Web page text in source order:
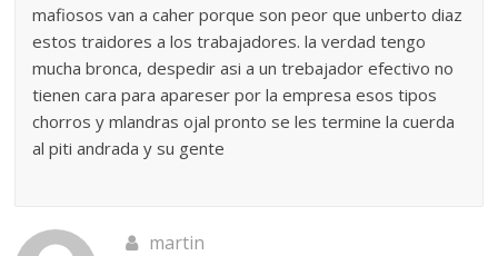
mafiosos van a caher porque son peor que unberto diaz
estos traidores a los trabajadores. la verdad tengo
mucha bronca, despedir asi a un trebajador efectivo no
tienen cara para apareser por la empresa esos tipos
chorros y mlandras ojal pronto se les termine la cuerda
al piti andrada y su gente
martin